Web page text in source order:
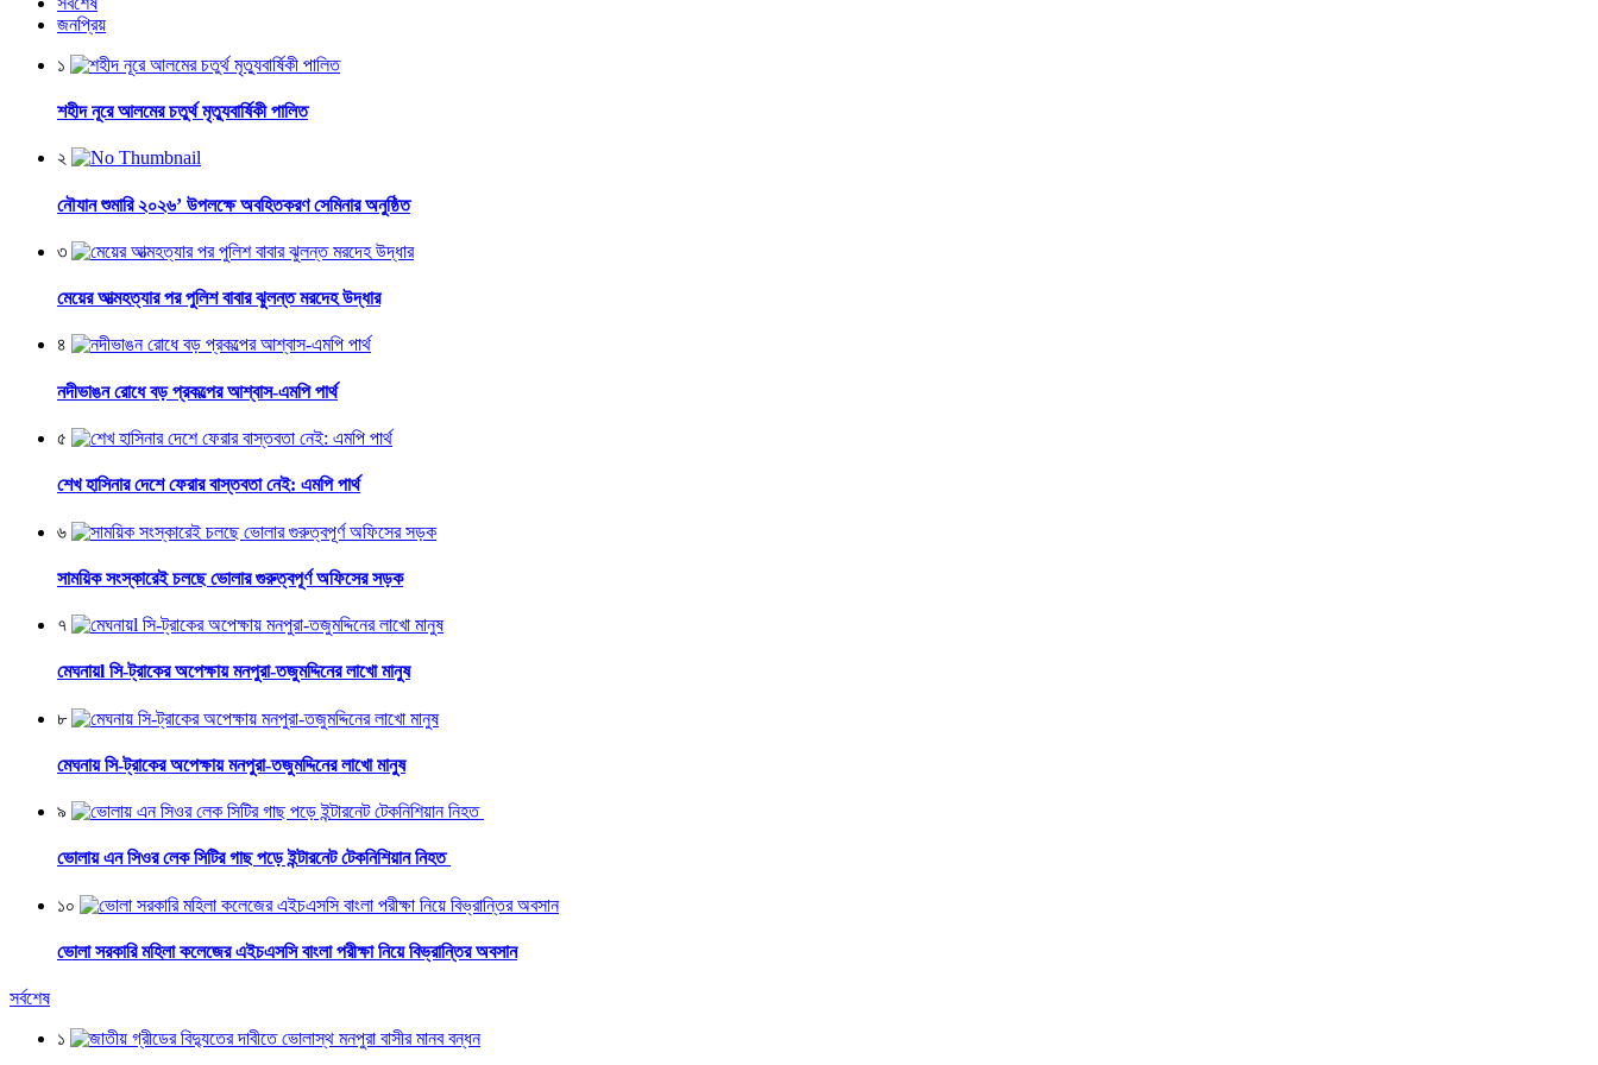
জনপ্রিয়
১
শহীদ নূরে আলমের চতুর্থ মৃত্যুবার্ষিকী পালিত
২
নৌযান শুমারি ২০২৬’ উপলক্ষে অবহিতকরণ সেমিনার অনুষ্ঠিত
৩
মেয়ের আত্মহত্যার পর পুলিশ বাবার ঝুলন্ত মরদেহ উদ্ধার
৪
নদীভাঙন রোধে বড় প্রকল্পের আশ্বাস-এমপি পার্থ
৫
শেখ হাসিনার দেশে ফেরার বাস্তবতা নেই: এমপি পার্থ
৬
সাময়িক সংস্কারেই চলছে ভোলার গুরুত্বপূর্ণ অফিসের সড়ক
৭
মেঘনায়l সি-ট্রাকের অপেক্ষায় মনপুরা-তজুমদ্দিনের লাখো মানুষ
৮
মেঘনায় সি-ট্রাকের অপেক্ষায় মনপুরা-তজুমদ্দিনের লাখো মানুষ
৯
ভোলায় এন সিওর লেক সিটির গাছ পড়ে ইন্টারনেট টেকনিশিয়ান নিহত
১০
ভোলা সরকারি মহিলা কলেজের এইচএসসি বাংলা পরীক্ষা নিয়ে বিভ্রান্তির অবসান
সর্বশেষ
১